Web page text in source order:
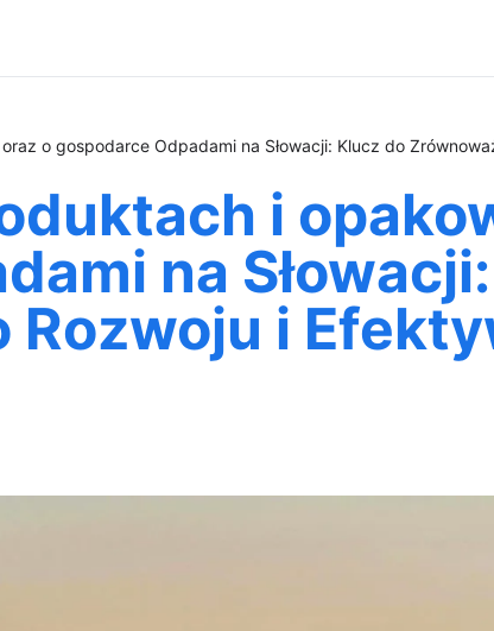
o gospodarce Odpadami na Słowacji: Klucz do
i
na
i